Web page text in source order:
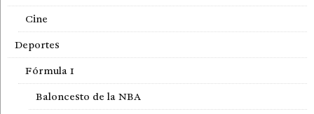
Cine
Deportes
Fórmula 1
Baloncesto de la NBA